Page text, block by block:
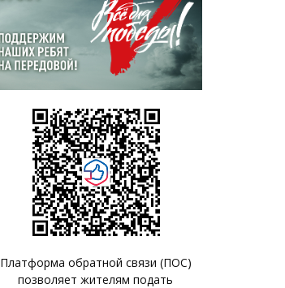
Платформа обратной связи (ПОС)
позволяет жителям подать